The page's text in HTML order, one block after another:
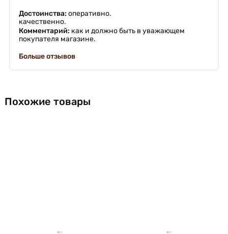
Достоинства: оперативно.
качественно.
Комментарий: как и должно быть в уважающем
покупателя магазине.
Больше отзывов
Похожие товары